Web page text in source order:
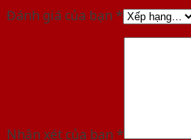
Đánh giá của bạn *
Nhận xét của bạn *